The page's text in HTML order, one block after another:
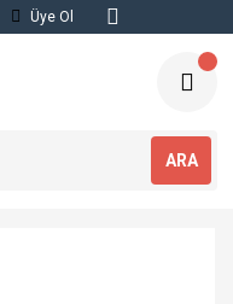
Üye Ol
ARA